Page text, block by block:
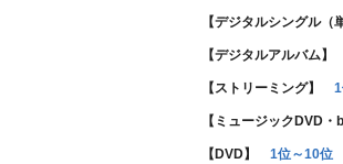
【デジタルシングル
【デジタルアルバム】
【ストリーミング】
【ミュージックDVD
【DVD】 1位～10位